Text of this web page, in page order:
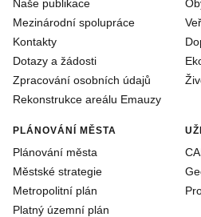
Naše publikace
Mezinárodní spolupráce
Kontakty
Dotazy a žádosti
Zpracování osobních údajů
Rekonstrukce areálu Emauzy
PLÁNOVÁNÍ MĚSTA
Plánování města
Městské strategie
Metropolitní plán
Platný územní plán